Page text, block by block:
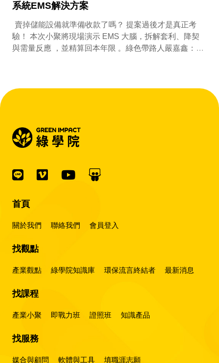
系統EMS解決方案
賣掉儲能設備就準備收款了嗎？ 提案過後才是真正考
驗！ 本次小聚將現場演示 EMS 大腦，拆解套利、降契
與需量反應 ，並精算回本年限 。綠色帶路人嚴嘉鑫：
首頁
關於我們 聯絡我們 會員登入
找觀點
產業觀點 綠學院知識庫 環保流言終結者 最新消息
找課程
產業小聚 即戰力班 證照班 知識產品
找服務
媒合與顧問 軟體與工具 填職涯志願